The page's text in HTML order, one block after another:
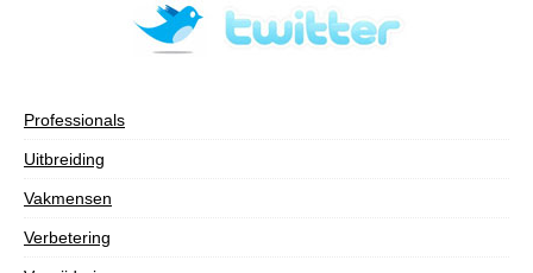
Professionals
Uitbreiding
Vakmensen
Verbetering